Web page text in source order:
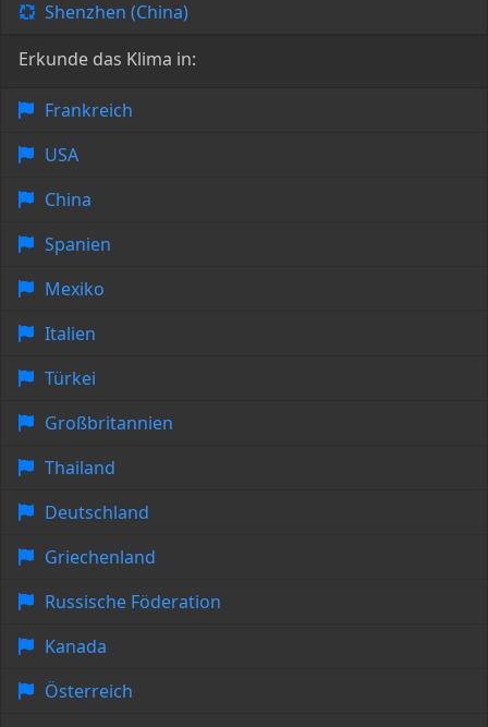
Shenzhen (China)
Erkunde das Klima in:
Frankreich
USA
China
Spanien
Mexiko
Italien
Türkei
Großbritannien
Thailand
Deutschland
Griechenland
Russische Föderation
Kanada
Österreich